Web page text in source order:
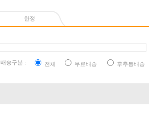
한정
배송구분 : 전체 무료배송 후추통배송